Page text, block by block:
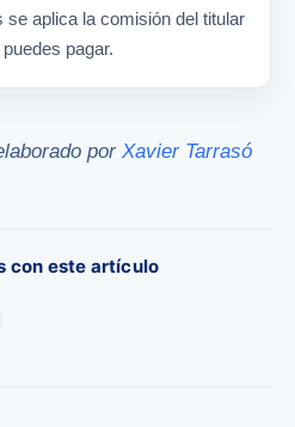
se aplica la comisión del titular
pagar.
por Xavier Tarrasó
con este artículo